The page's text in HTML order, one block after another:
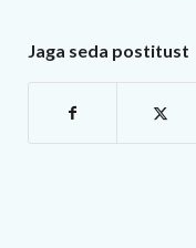
Jaga seda postitust